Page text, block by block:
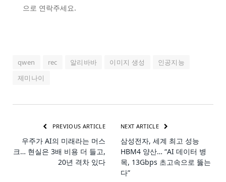
으로 연락주세요.
qwen rec 알리바바 이미지 생성
인공지능
제미나이
PREVIOUS ARTICLE
우주가 AI의 미래라는 머스
크… 현실은 3배 비용 더 들고,
20년 격차 있다
NEXT ARTICLE
삼성전자, 세계 최고 성능
HBM4 양산… “AI 데이터 병
목, 13Gbps 초고속으로 뚫는
다”